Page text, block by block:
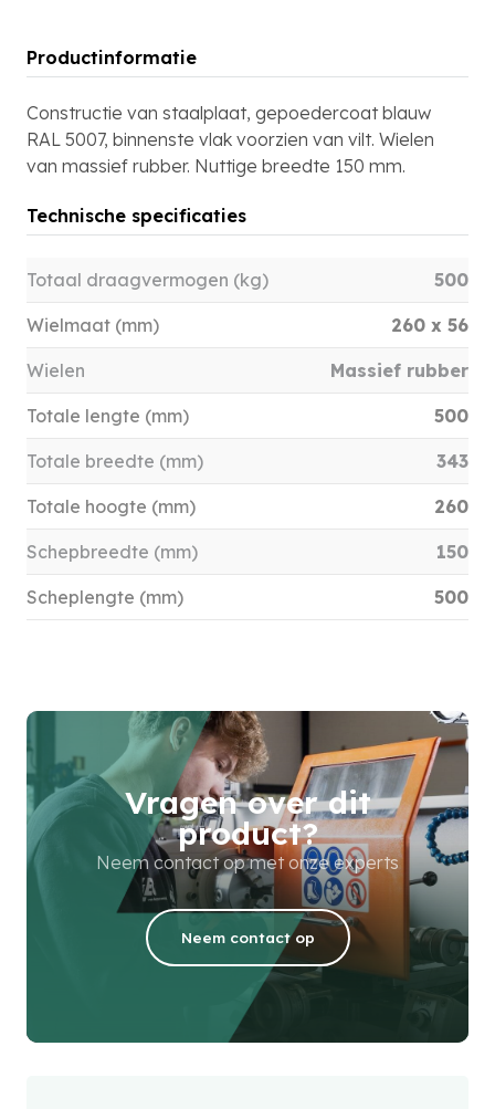
Productinformatie
Constructie van staalplaat, gepoedercoat blauw
RAL 5007, binnenste vlak voorzien van vilt. Wielen
van massief rubber. Nuttige breedte 150 mm.
Technische specificaties
Totaal draagvermogen (kg) 500
Wielmaat (mm) 260 x 56
Wielen Massief rubber
Totale lengte (mm) 500
Totale breedte (mm) 343
Totale hoogte (mm) 260
Schepbreedte (mm) 150
Scheplengte (mm) 500
Vragen over dit
product?
Neem contact op met onze experts
Neem contact op